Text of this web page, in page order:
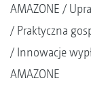
AMAZONE
Praktyczna
Innowacje
AMAZONE